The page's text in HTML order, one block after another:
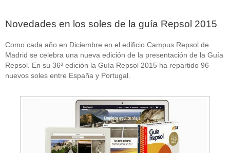
Novedades en los soles de la guía Repsol 2015
Como cada año en Diciembre en el edificio Campus Repsol de
Madrid se celebra una nueva edición de la presentación de la Guía
Repsol. En su 36ª edición la Guía Repsol 2015 ha repartido 96
nuevos soles entre España y Portugal.